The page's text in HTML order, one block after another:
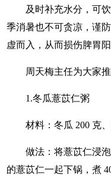
及时补充水分，可
季消暑也不可贪凉，谨
虚而入，从而损伤脾胃阳
周天梅主任为大家
1.冬瓜薏苡仁粥
材料：冬瓜 200 克
做法：将薏苡仁浸
的薏苡仁一起下锅，煮